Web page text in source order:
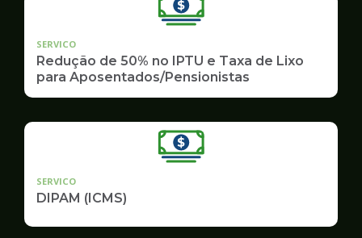
SERVICO
Redução de 50% no IPTU e Taxa de Lixo
para Aposentados/Pensionistas
SERVICO
DIPAM (ICMS)